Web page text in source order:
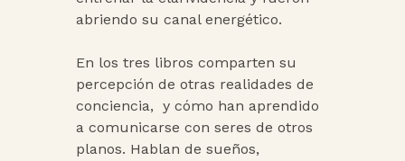
abriendo su canal energético.
En los tres libros comparten su
percepción de otras realidades de
conciencia, y cómo han aprendido
a comunicarse con seres de otros
planos. Hablan de sueños,